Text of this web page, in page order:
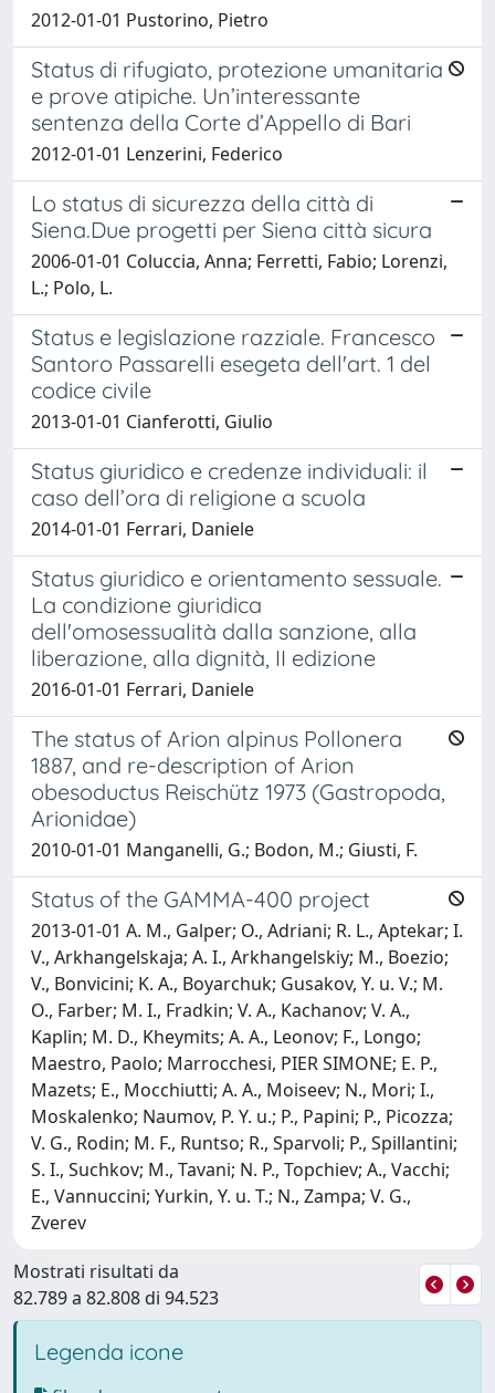
2012-01-01 Pustorino, Pietro
Status di rifugiato, protezione umanitaria
e prove atipiche. Un’interessante
sentenza della Corte d’Appello di Bari
2012-01-01 Lenzerini, Federico
Lo status di sicurezza della città di
Siena.Due progetti per Siena città sicura
2006-01-01 Coluccia, Anna; Ferretti, Fabio; Lorenzi,
L.; Polo, L.
Status e legislazione razziale. Francesco
Santoro Passarelli esegeta dell'art. 1 del
codice civile
2013-01-01 Cianferotti, Giulio
Status giuridico e credenze individuali: il
caso dell’ora di religione a scuola
2014-01-01 Ferrari, Daniele
Status giuridico e orientamento sessuale.
La condizione giuridica
dell'omosessualità dalla sanzione, alla
liberazione, alla dignità, II edizione
2016-01-01 Ferrari, Daniele
The status of Arion alpinus Pollonera
1887, and re-description of Arion
obesoductus Reischütz 1973 (Gastropoda,
Arionidae)
2010-01-01 Manganelli, G.; Bodon, M.; Giusti, F.
Status of the GAMMA-400 project
2013-01-01 A. M., Galper; O., Adriani; R. L., Aptekar; I.
V., Arkhangelskaja; A. I., Arkhangelskiy; M., Boezio;
V., Bonvicini; K. A., Boyarchuk; Gusakov, Y. u. V.; M.
O., Farber; M. I., Fradkin; V. A., Kachanov; V. A.,
Kaplin; M. D., Kheymits; A. A., Leonov; F., Longo;
Maestro, Paolo; Marrocchesi, PIER SIMONE; E. P.,
Mazets; E., Mocchiutti; A. A., Moiseev; N., Mori; I.,
Moskalenko; Naumov, P. Y. u.; P., Papini; P., Picozza;
V. G., Rodin; M. F., Runtso; R., Sparvoli; P., Spillantini;
S. I., Suchkov; M., Tavani; N. P., Topchiev; A., Vacchi;
E., Vannuccini; Yurkin, Y. u. T.; N., Zampa; V. G.,
Zverev
Mostrati risultati da
82.789 a 82.808 di 94.523
Legenda icone